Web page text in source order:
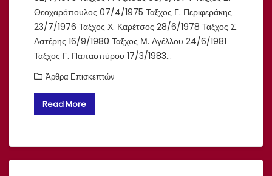
Θεοχαρόπουλος 07/4/1975 Ταξχος Γ. Περιφεράκης
23/7/1976 Ταξχος Χ. Καρέτσος 28/6/1978 Ταξχος Σ.
Αστέρης 16/9/1980 Ταξχος Μ. Αγέλλου 24/6/1981
Ταξχος Γ. Παπασπύρου 17/3/1983…
Άρθρα Επισκεπτών
Read More